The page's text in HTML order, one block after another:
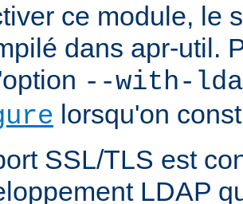
ce module, le
dans apr-util.
--with-
lorsqu'on
SSL/TLS est
LDAP